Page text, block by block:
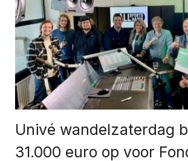
Univé wandelzaterdag
31.000 euro op voor